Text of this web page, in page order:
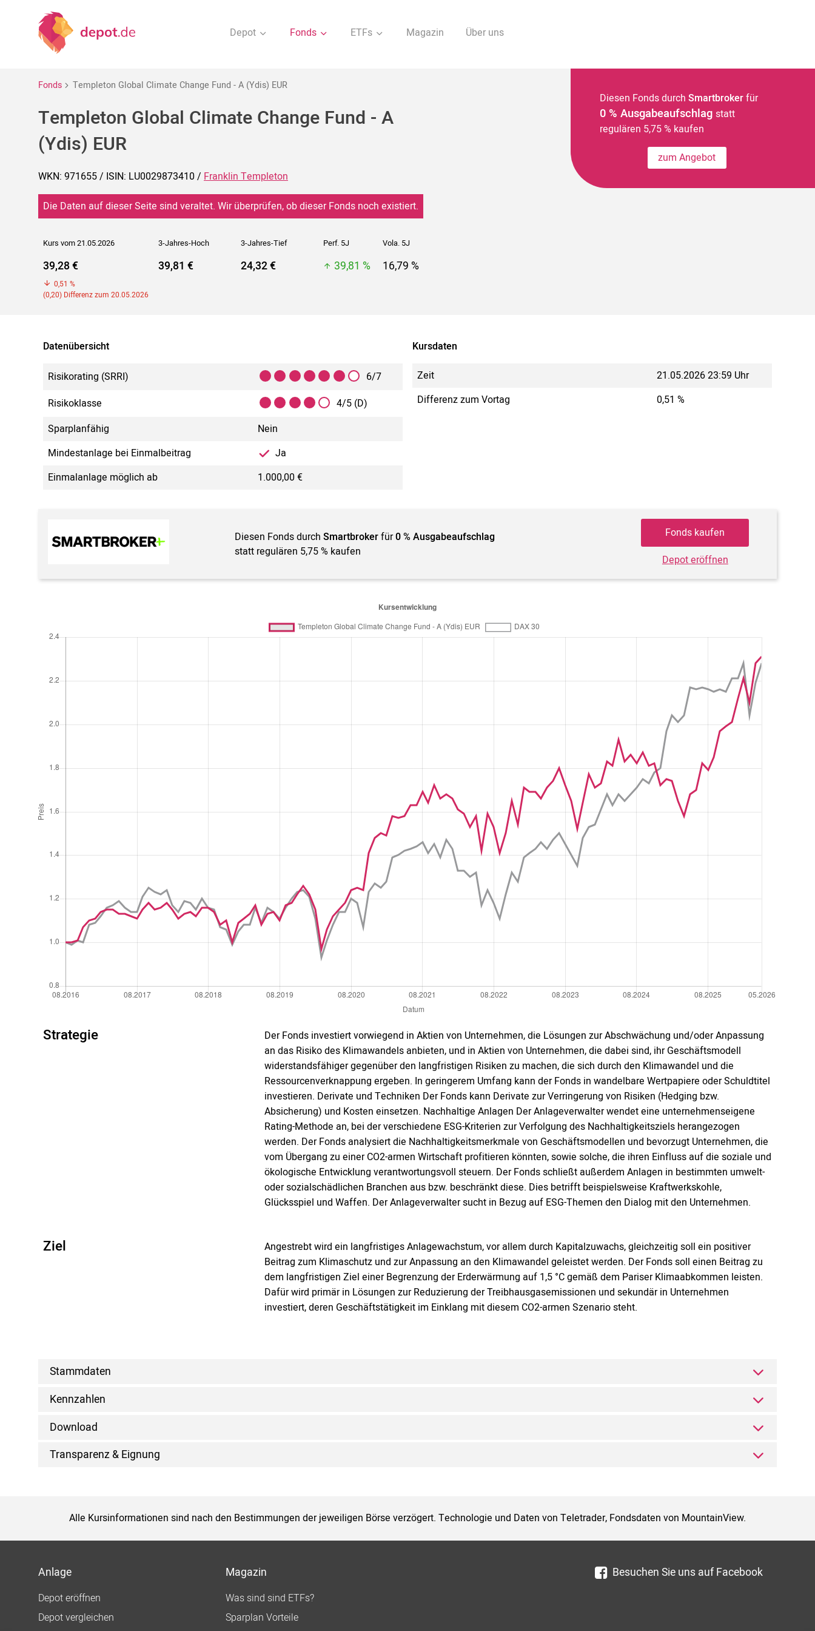
Depot Fonds ETFs Magazin Über uns
Fonds Templeton Global Climate Change Fund - A (Ydis) EUR
Templeton Global Climate Change Fund - A
(Ydis) EUR
WKN: 971655 / ISIN: LU0029873410 / Franklin Templeton
Die Daten auf dieser Seite sind veraltet. Wir überprüfen, ob dieser Fonds noch existiert.
Kurs vom 21.05.2026 3-Jahres-Hoch 3-Jahres-Tief Perf. 5J Vola. 5J
39,28 €
0,51 %
(0,20) Differenz zum 20.05.2026
39,81 € 24,32 € 39,81 % 16,79 %
Diesen Fonds durch Smartbrokerfür
0 % Ausgabeaufschlag statt
regulären 5,75 % kaufen
zum Angebot
Datenübersicht
Risikorating (SRRI)
6/7
Risikoklasse
4/5 (D)
Sparplanfähig
Nein
Mindestanlage bei Einmalbeitrag
Ja
Einmalanlage möglich ab
1.000,00 €
Kursdaten
Zeit
21.05.2026 23:59 Uhr
Differenz zum Vortag
0,51 %
Diesen Fonds durchSmartbrokerfür0 % Ausgabeaufschlag
statt regulären 5,75 % kaufen
Fonds kaufen
Depot eröffnen
Strategie
Der Fonds investiert vorwiegend in Aktien von Unternehmen, die Lösungen zur Abschwächung und/oder Anpassung
an das Risiko des Klimawandels anbieten, und in Aktien von Unternehmen, die dabei sind, ihr Geschäftsmodell
widerstandsfähiger gegenüber den langfristigen Risiken zu machen, die sich durch den Klimawandel und die
Ressourcenverknappung ergeben. In geringerem Umfang kann der Fonds in wandelbare Wertpapiere oder Schuldtitel
investieren. Derivate und Techniken Der Fonds kann Derivate zur Verringerung von Risiken (Hedging bzw.
Absicherung) und Kosten einsetzen. Nachhaltige Anlagen Der Anlageverwalter wendet eine unternehmenseigene
Rating-Methode an, bei der verschiedene ESG-Kriterien zur Verfolgung des Nachhaltigkeitsziels herangezogen
werden. Der Fonds analysiert die Nachhaltigkeitsmerkmale von Geschäftsmodellen und bevorzugt Unternehmen, die
vom Übergang zu einer CO2-armen Wirtschaft profitieren könnten, sowie solche, die ihren Einfluss auf die soziale und
ökologische Entwicklung verantwortungsvoll steuern. Der Fonds schließt außerdem Anlagen in bestimmten umwelt-
oder sozialschädlichen Branchen aus bzw. beschränkt diese. Dies betrifft beispielsweise Kraftwerkskohle,
Glücksspiel und Waffen. Der Anlageverwalter sucht in Bezug auf ESG-Themen den Dialog mit den Unternehmen.
Ziel
Angestrebt wird ein langfristiges Anlagewachstum, vor allem durch Kapitalzuwachs, gleichzeitig soll ein positiver
Beitrag zum Klimaschutz und zur Anpassung an den Klimawandel geleistet werden. Der Fonds soll einen Beitrag zu
dem langfristigen Ziel einer Begrenzung der Erderwärmung auf 1,5 °C gemäß dem Pariser Klimaabkommen leisten.
Dafür wird primär in Lösungen zur Reduzierung der Treibhausgasemissionen und sekundär in Unternehmen
investiert, deren Geschäftstätigkeit im Einklang mit diesem CO2-armen Szenario steht.
Stammdaten
Kennzahlen
Download
Transparenz & Eignung
Alle Kursinformationen sind nach den Bestimmungen der jeweiligen Börse verzögert. Technologie und Daten von Teletrader, Fondsdaten von MountainView.
Anlage
Depot eröffnen
Depot vergleichen
Magazin
Was sind sind ETFs?
Sparplan Vorteile
Besuchen Sie uns auf Facebook